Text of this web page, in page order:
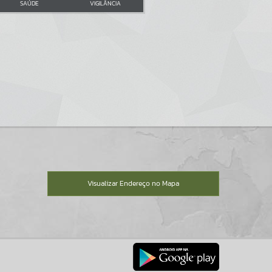
SAÚDE VIGILÂNCIA
Visualizar Endereço no Mapa